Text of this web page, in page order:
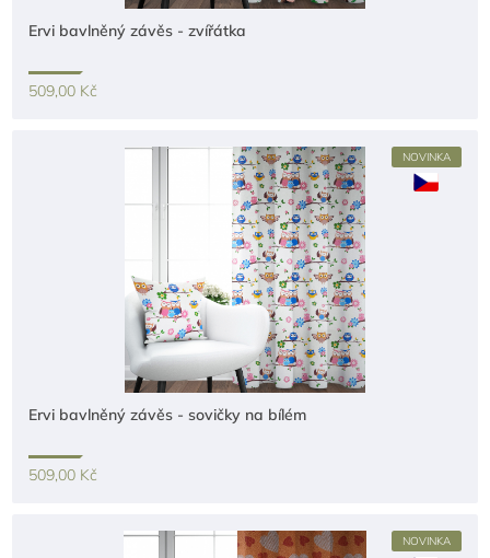
Ervi bavlněný závěs - zvířátka
509,00 Kč
NOVINKA
Ervi bavlněný závěs - sovičky na bílém
509,00 Kč
NOVINKA